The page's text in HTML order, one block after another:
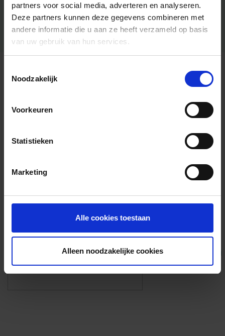
partners voor social media, adverteren en analyseren.
Deze partners kunnen deze gegevens combineren met
andere informatie die u aan ze heeft verzameld op basis
van uw gebruik van hun services.
Noodzakelijk
Voorkeuren
Statistieken
Marketing
Alle cookies toestaan
Alleen noodzakelijke cookies
Algemene informatie
Foto’s ({{photos.length}})
Eigen foto’s